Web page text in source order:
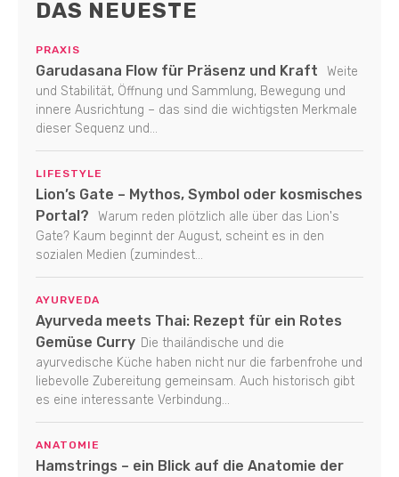
DAS NEUESTE
PRAXIS
Garudasana Flow für Präsenz und Kraft
Weite
und Stabilität, Öffnung und Sammlung, Bewegung und
innere Ausrichtung – das sind die wichtigsten Merkmale
dieser Sequenz und...
LIFESTYLE
Lion’s Gate – Mythos, Symbol oder kosmisches
Portal?
Warum reden plötzlich alle über das Lion's
Gate? Kaum beginnt der August, scheint es in den
sozialen Medien (zumindest...
AYURVEDA
Ayurveda meets Thai: Rezept für ein Rotes
Gemüse Curry Die thailändische und die
ayurvedische Küche haben nicht nur die farbenfrohe und
liebevolle Zubereitung gemeinsam. Auch historisch gibt
es eine interessante Verbindung...
ANATOMIE
Hamstrings – ein Blick auf die Anatomie der